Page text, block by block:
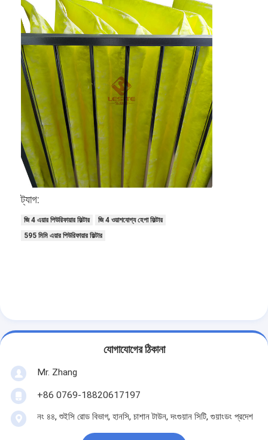
বাড়ি
পণ্য
ভিডিও
আমাদের সম্পর্কে
কারখানা পরিদর্শন
গুণমান নিয়ন্ত্রণ
আমাদের সাথে যোগাযোগ
এয়ার ফিল্টার তৈরির মেশিন
আধা স্বয়ংক্রিয় রাইভটিং মেশিন
ট্যাগ:
জি 4 এয়ার পিউরিফায়ার ফিল্টার
জি 4 ওয়াশযোগ্য হেপা ফিল্টার
595 মিমি এয়ার পিউরিফায়ার ফিল্টার
যোগাযোগের ঠিকানা
Mr. Zhang
+86 0769-18820617197
নং ৪৪, শুইসি রোড বিভাগ, হানসি, চাশান টাউন, দংগুয়ান সিটি, গুয়াংডং প্রদেশ